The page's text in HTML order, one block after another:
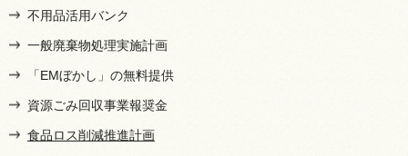
不用品活用バンク
一般廃棄物処理実施計画
「EMぼかし」の無料提供
資源ごみ回収事業報奨金
食品ロス削減推進計画